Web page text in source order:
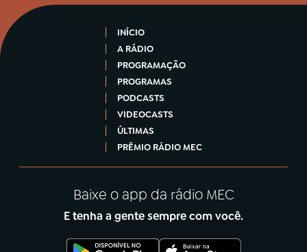
INÍCIO
A RÁDIO
PROGRAMAÇÃO
PROGRAMAS
PODCASTS
VIDEOCASTS
ÚLTIMAS
PRÊMIO RÁDIO MEC
Baixe o app da rádio MEC
E tenha a gente sempre com você.